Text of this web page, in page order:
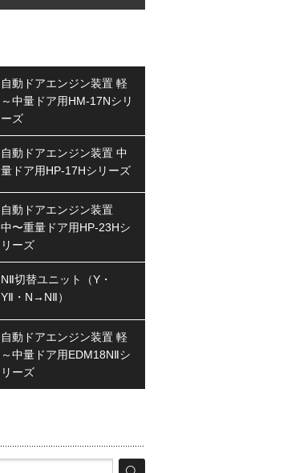
自動ドアエンジン装置 軽
～中量ドア用HM-17Nシリ
ーズ
自動ドアエンジン装置 中
量ドア用HP-17Hシリーズ
自動ドアエンジン装置
中〜重量ドア用HP-23Hシ
リーズ
NⅡ切替ユニット（Y・
YⅡ・N→NⅡ）
自動ドアエンジン装置 軽
～中量ドア用EDM18NⅡシ
リーズ